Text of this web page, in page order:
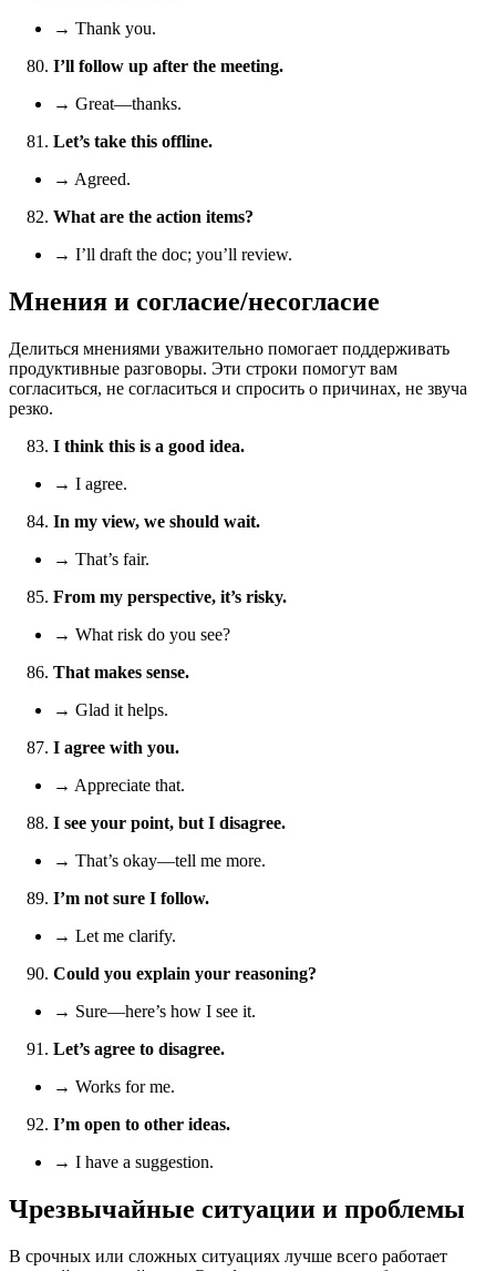
→ Thank you.
I’ll follow up after the meeting.
→ Great—thanks.
Let’s take this offline.
→ Agreed.
What are the action items?
→ I’ll draft the doc; you’ll review.
Мнения и согласие/несогласие
Делиться мнениями уважительно помогает поддерживать
продуктивные разговоры. Эти строки помогут вам
согласиться, не согласиться и спросить о причинах, не звуча
резко.
I think this is a good idea.
→ I agree.
In my view, we should wait.
→ That’s fair.
From my perspective, it’s risky.
→ What risk do you see?
That makes sense.
→ Glad it helps.
I agree with you.
→ Appreciate that.
I see your point, but I disagree.
→ That’s okay—tell me more.
I’m not sure I follow.
→ Let me clarify.
Could you explain your reasoning?
→ Sure—here’s how I see it.
Let’s agree to disagree.
→ Works for me.
I’m open to other ideas.
→ I have a suggestion.
Чрезвычайные ситуации и проблемы
В срочных или сложных ситуациях лучше всего работает